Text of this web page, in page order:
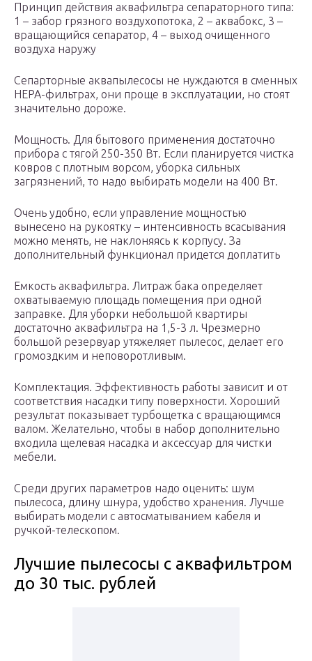
Принцип действия аквафильтра сепараторного типа:
1 – забор грязного воздухопотока, 2 – аквабокс, 3 –
вращающийся сепаратор, 4 – выход очищенного
воздуха наружу
Сепарторные аквапылесосы не нуждаются в сменных
HEPA-фильтрах, они проще в эксплуатации, но стоят
значительно дороже.
Мощность. Для бытового применения достаточно
прибора с тягой 250-350 Вт. Если планируется чистка
ковров с плотным ворсом, уборка сильных
загрязнений, то надо выбирать модели на 400 Вт.
Очень удобно, если управление мощностью
вынесено на рукоятку – интенсивность всасывания
можно менять, не наклоняясь к корпусу. За
дополнительный функционал придется доплатить
Емкость аквафильтра. Литраж бака определяет
охватываемую площадь помещения при одной
заправке. Для уборки небольшой квартиры
достаточно аквафильтра на 1,5-3 л. Чрезмерно
большой резервуар утяжеляет пылесос, делает его
громоздким и неповоротливым.
Комплектация. Эффективность работы зависит и от
соответствия насадки типу поверхности. Хороший
результат показывает турбощетка с вращающимся
валом. Желательно, чтобы в набор дополнительно
входила щелевая насадка и аксессуар для чистки
мебели.
Среди других параметров надо оценить: шум
пылесоса, длину шнура, удобство хранения. Лучше
выбирать модели с автосматыванием кабеля и
ручкой-телескопом.
Лучшие пылесосы с аквафильтром
до 30 тыс. рублей